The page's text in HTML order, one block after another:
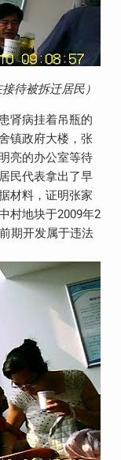
待被拆迁居民）
肾病挂着吊瓶的
镇政府大楼，张
亮的办公室等待
民代表拿出了早
材料，证明张家
村地块于2009年2
期开发属于违法